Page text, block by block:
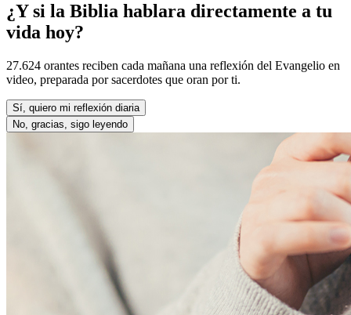
¿Y si la Biblia hablara directamente a tu
vida hoy?
27.624 orantes reciben cada mañana una reflexión del Evangelio en
video, preparada por sacerdotes que oran por ti.
Sí, quiero mi reflexión diaria
No, gracias, sigo leyendo